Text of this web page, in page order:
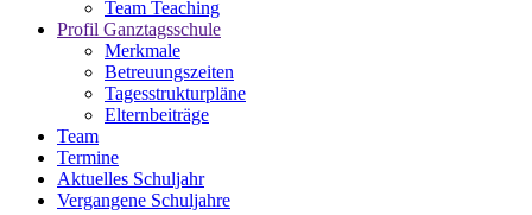
Team Teaching
Profil Ganztagsschule
Merkmale
Betreuungszeiten
Tagesstrukturpläne
Elternbeiträge
Team
Termine
Aktuelles Schuljahr
Vergangene Schuljahre